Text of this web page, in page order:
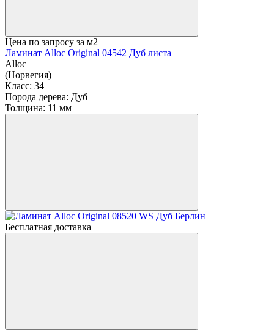
Цена по запросу за м2
Ламинат Alloc Original 04542 Дуб листа
Alloc
(Норвегия)
Класс: 34
Порода дерева: Дуб
Толщина: 11 мм
Бесплатная доставка